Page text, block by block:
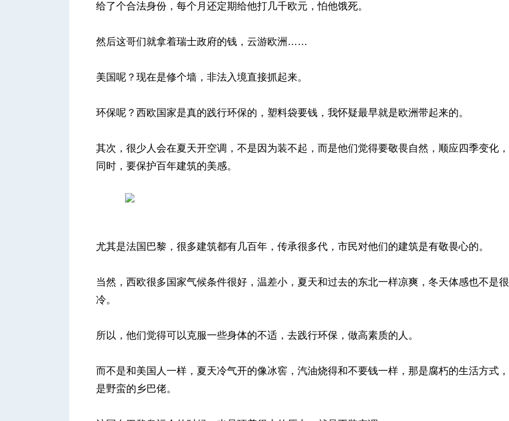
给了个合法身份，每个月还定期给他打几千欧元，怕他饿死。
然后这哥们就拿着瑞士政府的钱，云游欧洲……
美国呢？现在是修个墙，非法入境直接抓起来。
环保呢？西欧国家是真的践行环保的，塑料袋要钱，我怀疑最早就是欧洲带起来的。
其次，很少人会在夏天开空调，不是因为装不起，而是他们觉得要敬畏自然，顺应四季变化，
同时，要保护百年建筑的美感。
尤其是法国巴黎，很多建筑都有几百年，传承很多代，市民对他们的建筑是有敬畏心的。
当然，西欧很多国家气候条件很好，温差小，夏天和过去的东北一样凉爽，冬天体感也不是很
冷。
所以，他们觉得可以克服一些身体的不适，去践行环保，做高素质的人。
而不是和美国人一样，夏天冷气开的像冰窖，汽油烧得和不要钱一样，那是腐朽的生活方式，
是野蛮的乡巴佬。